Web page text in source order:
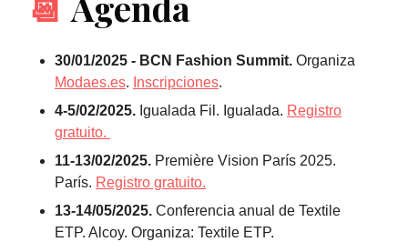
30/01/2025 - BCN Fashion Summit. Organiza
Modaes.es. Inscripciones.
4-5/02/2025. Igualada Fil. Igualada. Registro
gratuito.
11-13/02/2025. Première Vision París 2025.
París. Registro gratuito.
13-14/05/2025. Conferencia anual de Textile
ETP. Alcoy. Organiza: Textile ETP.